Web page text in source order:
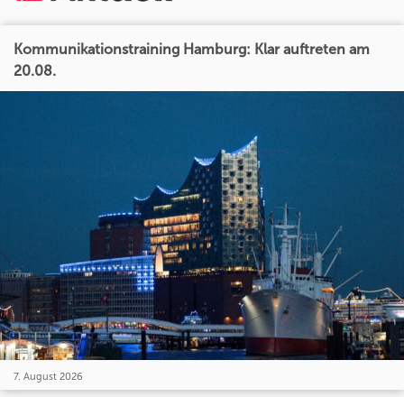
Kommunikationstraining Hamburg: Klar auftreten am
20.08.
7. August 2026